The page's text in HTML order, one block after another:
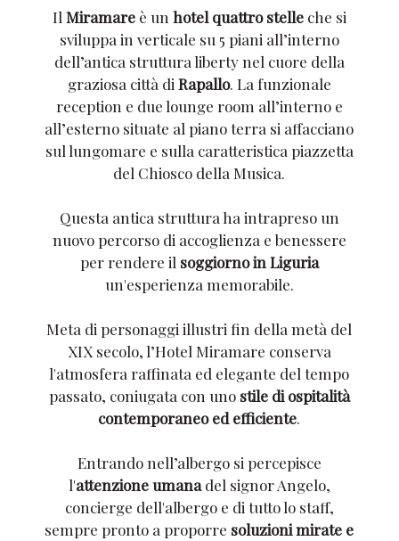
Il Miramareè un hotel quattro stelleche si
sviluppa in verticale su 5 piani all’interno
dell’antica struttura liberty nel cuore della
graziosa città di Rapallo. La funzionale
reception e due lounge room all’interno e
all’esterno situate al piano terra si affacciano
sul lungomare e sulla caratteristica piazzetta
del Chiosco della Musica.
Questa antica struttura ha intrapreso un
nuovo percorso di accoglienza e benessere
per rendere il soggiorno in Liguria
un'esperienza memorabile.
Meta di personaggi illustri fin della metà del
XIX secolo, l’Hotel Miramare conserva
l'atmosfera raffinata ed elegante del tempo
passato, coniugata con uno stile di ospitalità
contemporaneo ed efficiente.
Entrando nell’albergo si percepisce
l'attenzioneumanadel signor Angelo,
concierge dell'albergo e di tutto lo staff,
sempre pronto a proporre soluzioni mirate e